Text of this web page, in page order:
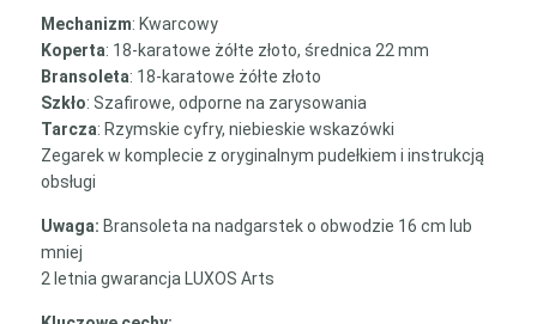
Mechanizm: Kwarcowy
Koperta: 18-karatowe żółte złoto, średnica 22 mm
Bransoleta: 18-karatowe żółte złoto
Szkło: Szafirowe, odporne na zarysowania
Tarcza: Rzymskie cyfry, niebieskie wskazówki
Zegarek w komplecie z oryginalnym pudełkiem i instrukcją
obsługi
Uwaga: Bransoleta na nadgarstek o obwodzie 16 cm lub
mniej
2 letnia gwarancja LUXOS Arts